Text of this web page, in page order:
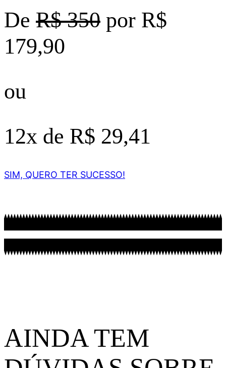
De R$ 350 por R$
179,90
ou
12x de R$ 29,41
SIM, QUERO TER SUCESSO!
AINDA TEM